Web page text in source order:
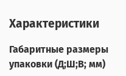
Характеристики
Габаритные размеры
упаковки (Д;Ш;В; мм)